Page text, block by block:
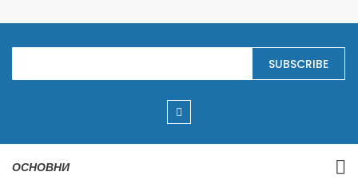
S
g
o
O
SUBSCRIBE
ОСНОВНИ